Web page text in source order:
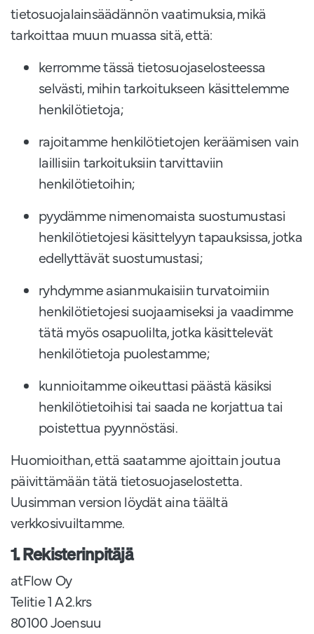
tietosuojalainsäädännön vaatimuksia, mikä
tarkoittaa muun muassa sitä, että:
kerromme tässä tietosuojaselosteessa
selvästi, mihin tarkoitukseen käsittelemme
henkilötietoja;
rajoitamme henkilötietojen keräämisen vain
laillisiin tarkoituksiin tarvittaviin
henkilötietoihin;
pyydämme nimenomaista suostumustasi
henkilötietojesi käsittelyyn tapauksissa, jotka
edellyttävät suostumustasi;
ryhdymme asianmukaisiin turvatoimiin
henkilötietojesi suojaamiseksi ja vaadimme
tätä myös osapuolilta, jotka käsittelevät
henkilötietoja puolestamme;
kunnioitamme oikeuttasi päästä käsiksi
henkilötietoihisi tai saada ne korjattua tai
poistettua pyynnöstäsi.
Huomioithan, että saatamme ajoittain joutua
päivittämään tätä tietosuojaselostetta.
Uusimman version löydät aina täältä
verkkosivuiltamme.
1. Rekisterinpitäjä
atFlow Oy
Telitie 1 A 2.krs
80100 Joensuu